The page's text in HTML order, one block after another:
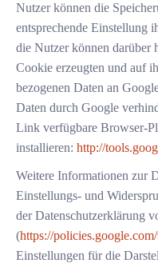
Nutzer können die
entsprechende Einstellung
die Nutzer können darüber
Cookie erzeugten und auf
bezogenen Daten an
Daten durch Google
Link verfügbare Browser-
installieren: http://
Weitere Informationen zur
Einstellungs- und
der Datenschutzerklärung
(https://
Einstellungen für die